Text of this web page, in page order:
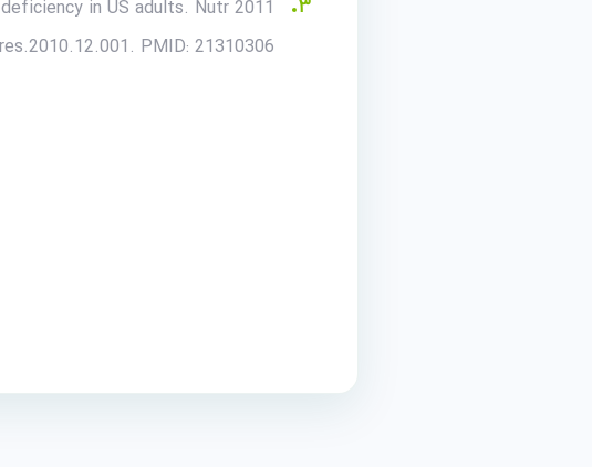
in US adults. Nutr 2011
PMID: 21310306.